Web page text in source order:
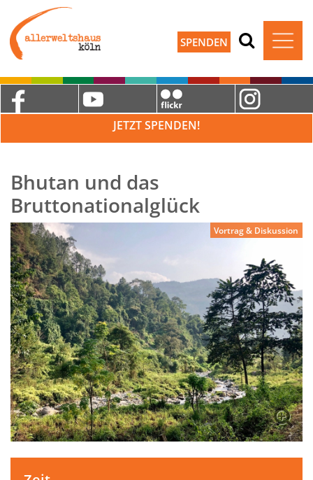
SPENDEN
JETZT SPENDEN!
Bhutan und das
Bruttonationalglück
Vortrag & Diskussion